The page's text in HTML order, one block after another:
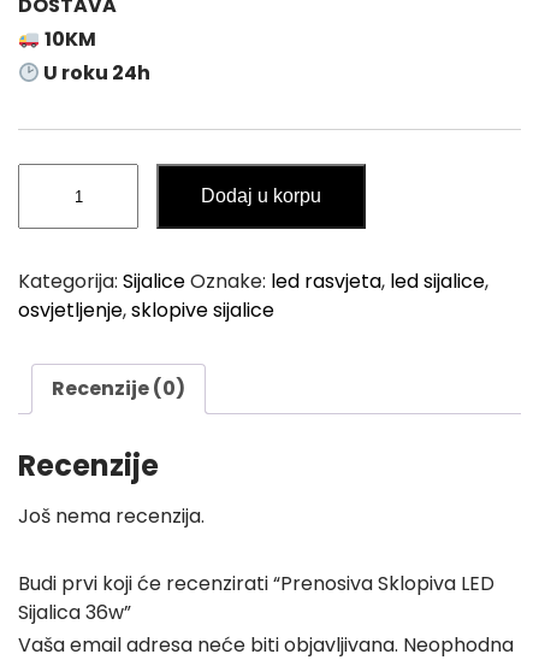
10KM
U roku 24h
Sklopiva
LED
36w
količina
Dodaj u korpu
Kategorija: SijaliceOznake: led rasvjeta, led sijalice,
osvjetljenje,sklopive sijalice
Recenzije (0)
Recenzije
Još nema recenzija.
Budi prvi koji će recenzirati “Prenosiva Sklopiva LED
Sijalica 36w”
Vaša email adresa neće biti objavljivana. Neophodna